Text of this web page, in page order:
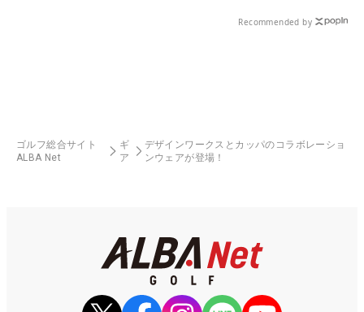
Recommended by
ゴルフ総合サイト
ALBA Net
ギ
ア
デザインワークスとカッパのコラボレーショ
ンウェアが登場！